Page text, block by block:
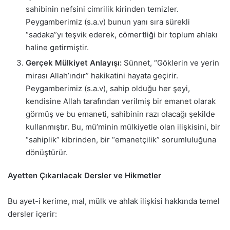
sahibinin nefsini cimrilik kirinden temizler.
Peygamberimiz (s.a.v) bunun yanı sıra sürekli
“sadaka”yı teşvik ederek, cömertliği bir toplum ahlakı
haline getirmiştir.
Gerçek Mülkiyet Anlayışı: Sünnet, “Göklerin ve yerin
mirası Allah’ındır” hakikatini hayata geçirir.
Peygamberimiz (s.a.v), sahip olduğu her şeyi,
kendisine Allah tarafından verilmiş bir emanet olarak
görmüş ve bu emaneti, sahibinin razı olacağı şekilde
kullanmıştır. Bu, mü’minin mülkiyetle olan ilişkisini, bir
“sahiplik” kibrinden, bir “emanetçilik” sorumluluğuna
dönüştürür.
Ayetten Çıkarılacak Dersler ve Hikmetler
Bu ayet-i kerime, mal, mülk ve ahlak ilişkisi hakkında temel
dersler içerir: